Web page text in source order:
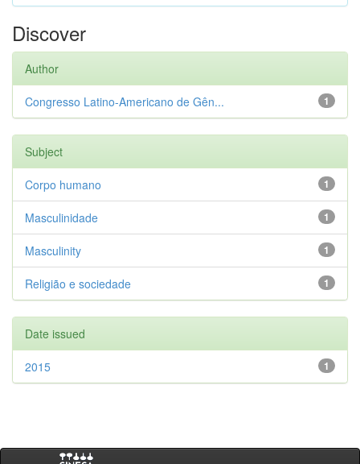
Discover
Author
1
Congresso Latino-Americano de Gên...
Subject
1
Corpo humano
1
Masculinidade
1
Masculinity
1
Religião e sociedade
Date issued
1
2015